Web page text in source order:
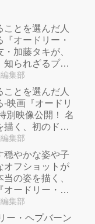
とを選んだ人
オードリー・
加藤タキが、
知られざるプラ
る！
集部
とを選んだ人
映画『オードリ
別映像公開！ 名
描く、初のドキ
集部
穏やかな姿や子
オフショットが
の姿を描く、
オードリー・ヘ
集部
ー・ヘプバーン